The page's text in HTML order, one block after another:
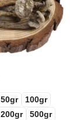
50gr
100gr
200gr
500gr